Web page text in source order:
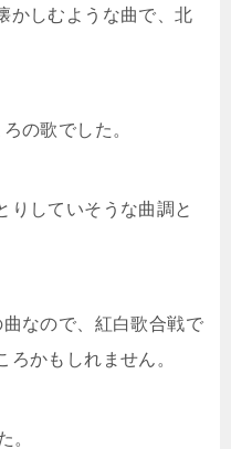
かしむような曲で、北
の歌でした。
りしていそうな曲調と
なので、紅白歌合戦で
かもしれません。
。